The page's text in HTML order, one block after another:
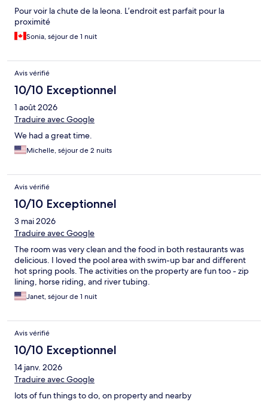
Pour voir la chute de la leona. L’endroit est parfait pour la
proximité
Sonia, séjour de 1 nuit
Avis vérifié
10/10 Exceptionnel
1 août 2026
Traduire avec Google
We had a great time.
Michelle, séjour de 2 nuits
Avis vérifié
10/10 Exceptionnel
3 mai 2026
Traduire avec Google
The room was very clean and the food in both restaurants was
delicious. I loved the pool area with swim-up bar and different
hot spring pools. The activities on the property are fun too - zip
lining, horse riding, and river tubing.
Janet, séjour de 1 nuit
Avis vérifié
10/10 Exceptionnel
14 janv. 2026
Traduire avec Google
lots of fun things to do, on property and nearby